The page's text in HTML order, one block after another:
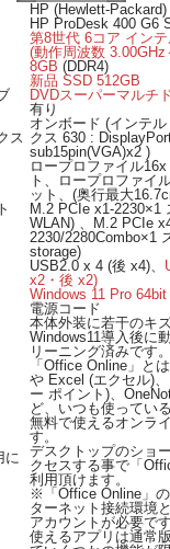
HP (Hewlett-Packard)
HP ProDesk 400 G6
第8世代 6コア イン
(動作周波数 3.00GHz
8GB (DDR4)
新品 SSD 512GB
DVDスーパーマルチ
有り
ス
オンボード (インテ
クス 630 :
sub15pin(VGA)x2 )
ロープロファイル
ト、ロープロファイ
ット、(奥行最大
M.2 PCIe x1-2230×1
WLAN) 、M.2 PCIe
2230/2280Combo×1
storage)
USB2.0 x 4 (後 x4)、
x2・後 x2)
Windows 11 Pro
電源コード
本体外装に若干のキ
Windows11導入後に
リーニング済みです。
に
「Office Online」と
や Excel (エクセル)
ー ポイント)、
ど、いつも使ってい
無料で使えるオンラ
す。
デスクトップのショ
クセスする事で「
利用頂けます。
※「Office Online」
ターネット接続環境
アカウントが必要で
使えるアプリは通常